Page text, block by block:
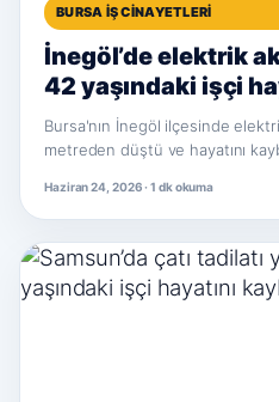
BURSA İŞ CINAYETLERI
İnegöl’de elektrik
42 yaşındaki işçi
Bursa'nın İnegöl ilçesinde
metreden düştü ve hayatını
Haziran 24, 2026 · 1 dk okuma